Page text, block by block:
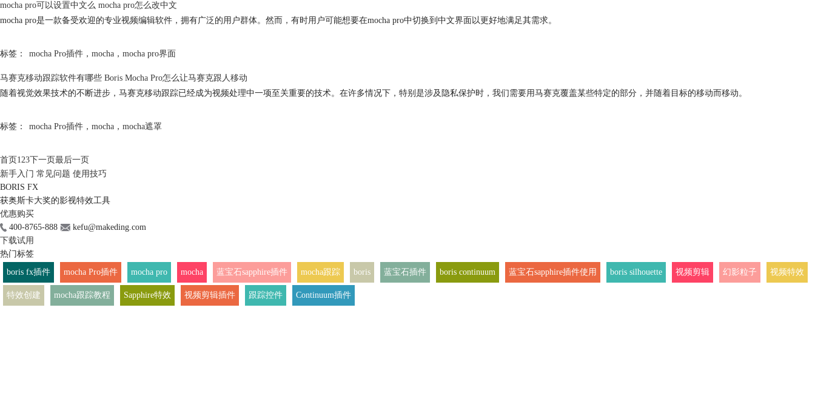
mocha pro可以设置中文么 mocha pro怎么改中文
mocha pro是一款备受欢迎的专业视频编辑软件，拥有广泛的用户群体。然而，有时用户可能想要在mocha pro中切换到中文界面以更好地满足其需求。
标签： mocha Pro插件 ， mocha ， mocha pro界面
马赛克移动跟踪软件有哪些 Boris Mocha Pro怎么让马赛克跟人移动
随着视觉效果技术的不断进步，马赛克移动跟踪已经成为视频处理中一项至关重要的技术。在许多情况下，特别是涉及隐私保护时，我们需要用马赛克覆盖某些特定的部分，并随着目标的移动而移动。
标签： mocha Pro插件 ， mocha ， mocha遮罩
首页123下一页最后一页
新手入门 常见问题 使用技巧
BORIS FX
获奥斯卡大奖的影视特效工具
优惠购买
400-8765-888
kefu@makeding.com
下载试用
热门标签
boris fx插件
mocha Pro插件 mocha pro mocha 蓝宝石sapphire插件 mocha跟踪 boris 蓝宝石插件 boris continuum 蓝宝石sapphire插件使用 boris silhouette 视频剪辑 幻影粒子 视频特效
特效创建 mocha跟踪教程 Sapphire特效 视频剪辑插件 跟踪控件 Continuum插件